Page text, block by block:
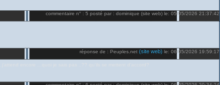
commentaire n° : 5 posté par : dominique (site web) le: 05/05/2026 21:37:42
réponse de : Peuples.net (site web) le: 06/05/2026 19:59:17